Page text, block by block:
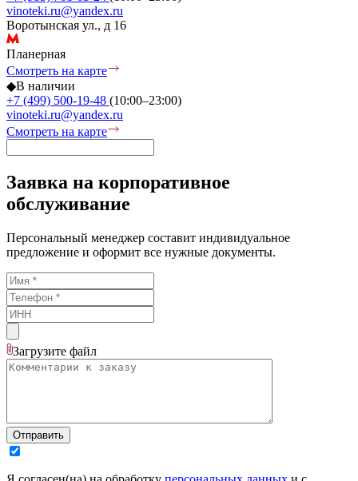
vinoteki.ru@yandex.ru
Воротынская ул., д 16
Планерная
Смотреть на карте
◆В наличии
+7 (499) 500-19-48 (10:00–23:00)
vinoteki.ru@yandex.ru
Смотреть на карте
Заявка на корпоративное
обслуживание
Персональный менеджер составит индивидуальное
предложение и оформит все нужные документы.
Загрузите файл
Отправить